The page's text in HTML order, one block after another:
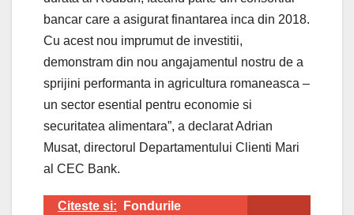
bancar care a asigurat finantarea inca din 2018.
Cu acest nou imprumut de investitii,
demonstram din nou angajamentul nostru de a
sprijini performanta in agricultura romaneasca –
un sector esential pentru economie si
securitatea alimentara”, a declarat Adrian
Musat, directorul Departamentului Clienti Mari
al CEC Bank.
Citeste si:
Fondurile